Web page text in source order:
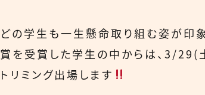
どの学生も一生懸命取り組む姿が印
賞を受賞した学生の中からは、3/29(
トリミング出場します